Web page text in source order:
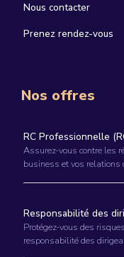
Nous contacter
Prenez rendez-vous
Nos offres
RC Professionnelle
Assurez-vous contre les
business et vos relations
Responsabilité des
Protégez-vous des
responsabilité des